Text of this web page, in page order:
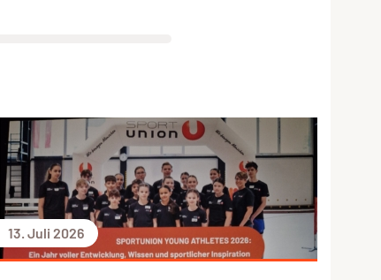
13. Juli 2026